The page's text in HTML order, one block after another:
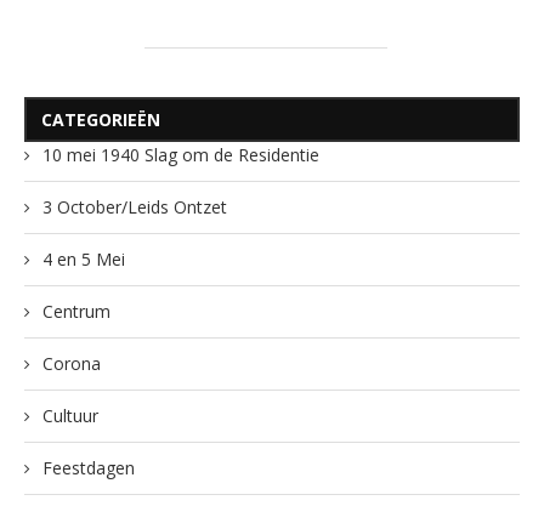
CATEGORIEËN
10 mei 1940 Slag om de Residentie
3 October/Leids Ontzet
4 en 5 Mei
Centrum
Corona
Cultuur
Feestdagen